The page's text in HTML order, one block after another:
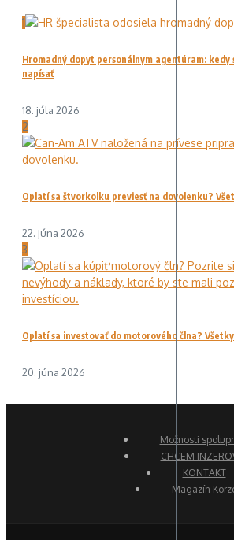
1
Hromadný dopyt personálnym agentúram: kedy
napísať
18. júla 2026
2
Oplatí sa štvorkolku previesť na dovolenku?
22. júna 2026
3
Oplatí sa investovať do motorového člna?
20. júna 2026
Možnosti
CHCEM
KONTAKT
Magazín